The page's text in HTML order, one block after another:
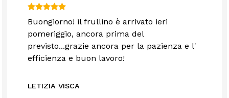
Buongiorno! il frullino è arrivato ieri
pomeriggio, ancora prima del
previsto...grazie ancora per la pazienza e l'
efficienza e buon lavoro!
LETIZIA VISCA